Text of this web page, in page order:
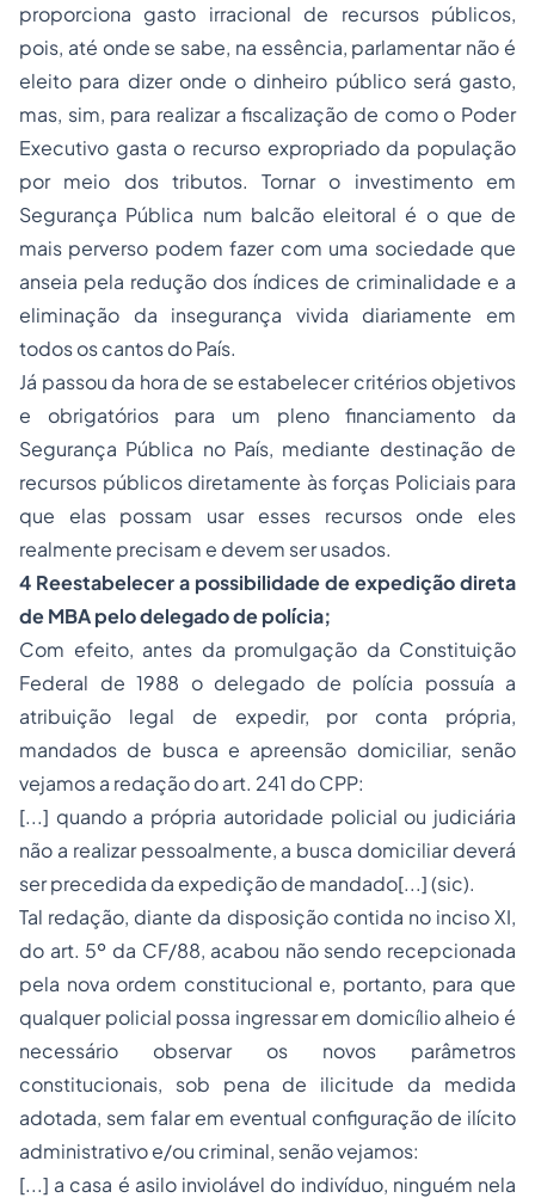
proporciona gasto irracional de recursos públicos,
pois, até onde se sabe, na essência, parlamentar não é
eleito para dizer onde o dinheiro público será gasto,
mas, sim, para realizar a fiscalização de como o Poder
Executivo gasta o recurso expropriado da população
por meio dos tributos. Tornar o investimento em
Segurança Pública num balcão eleitoral é o que de
mais perverso podem fazer com uma sociedade que
anseia pela redução dos índices de criminalidade e a
eliminação da insegurança vivida diariamente em
todos os cantos do País.
Já passou da hora de se estabelecer critérios objetivos
e obrigatórios para um pleno financiamento da
Segurança Pública no País, mediante destinação de
recursos públicos diretamente às forças Policiais para
que elas possam usar esses recursos onde eles
realmente precisam e devem ser usados.
4 Reestabelecer a possibilidade de expedição direta
de MBA pelo delegado de polícia;
Com efeito, antes da promulgação da Constituição
Federal de 1988 o delegado de polícia possuía a
atribuição legal de expedir, por conta própria,
mandados de busca e apreensão domiciliar, senão
vejamos a redação do art. 241 do CPP:
[...] quando a própria autoridade policial ou judiciária
não a realizar pessoalmente, a busca domiciliar deverá
ser precedida da expedição de mandado[...] (sic).
Tal redação, diante da disposição contida no inciso XI,
do art. 5º da CF/88, acabou não sendo recepcionada
pela nova ordem constitucional e, portanto, para que
qualquer policial possa ingressar em domicílio alheio é
necessário observar os novos parâmetros
constitucionais, sob pena de ilicitude da medida
adotada, sem falar em eventual configuração de ilícito
administrativo e/ou criminal, senão vejamos:
[...] a casa é asilo inviolável do indivíduo, ninguém nela